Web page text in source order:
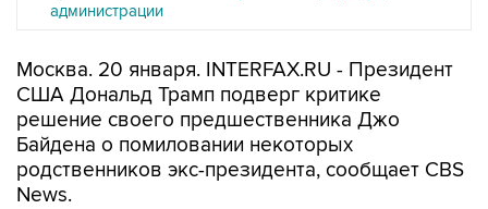
администрации
Москва. 20 января. INTERFAX.RU - Президент
США Дональд Трамп подверг критике
решение своего предшественника Джо
Байдена о помиловании некоторых
родственников экс-президента, сообщает CBS
News.